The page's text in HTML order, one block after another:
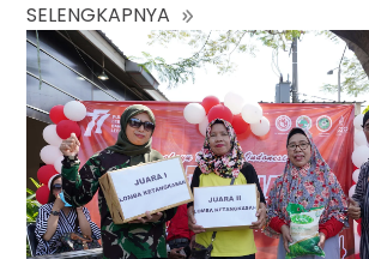
SELENGKAPNYA